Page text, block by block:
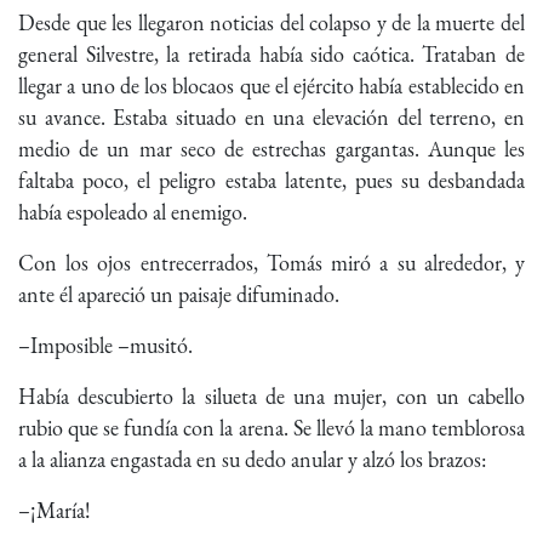
Desde que les llegaron noticias del colapso y de la muerte del
general Silvestre, la retirada había sido caótica. Trataban de
llegar a uno de los blocaos que el ejército había establecido en
su avance. Estaba situado en una elevación del terreno, en
medio de un mar seco de estrechas gargantas. Aunque les
faltaba poco, el peligro estaba latente, pues su desbandada
había espoleado al enemigo.
Con los ojos entrecerrados, Tomás miró a su alrededor, y
ante él apareció un paisaje difuminado.
–Imposible –musitó.
Había descubierto la silueta de una mujer, con un cabello
rubio que se fundía con la arena. Se llevó la mano temblorosa
a la alianza engastada en su dedo anular y alzó los brazos:
–¡María!